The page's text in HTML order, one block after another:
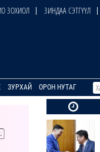
ЗОХИОЛ ЗИНДАА СЭТГҮҮЛ
ЗУРХАЙ ОРОН НУТАГ